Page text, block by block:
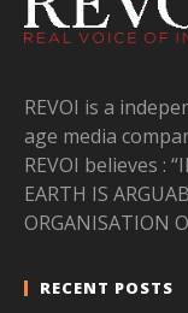
REVOI is a
age media
REVOI believes :
EARTH IS
ORGANISATION
RECENT POSTS